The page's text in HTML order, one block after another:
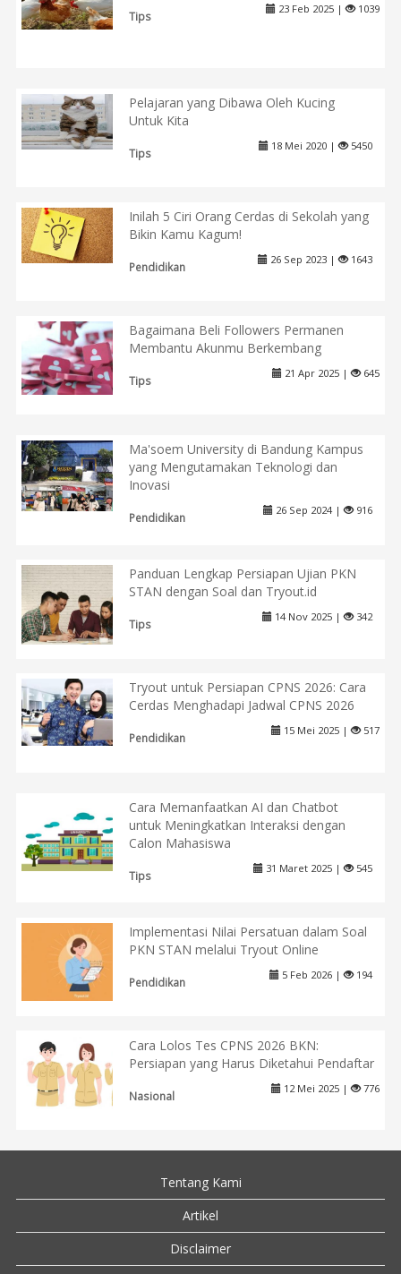
Tips
23 Feb 2025 | 1039
Pelajaran yang Dibawa Oleh Kucing
Untuk Kita
Tips
18 Mei 2020 | 5450
Inilah 5 Ciri Orang Cerdas di Sekolah yang
Bikin Kamu Kagum!
Pendidikan
26 Sep 2023 | 1643
Bagaimana Beli Followers Permanen
Membantu Akunmu Berkembang
Tips
21 Apr 2025 | 645
Ma'soem University di Bandung Kampus
yang Mengutamakan Teknologi dan
Inovasi
Pendidikan
26 Sep 2024 | 916
Panduan Lengkap Persiapan Ujian PKN
STAN dengan Soal dan Tryout.id
Tips
14 Nov 2025 | 342
Tryout untuk Persiapan CPNS 2026: Cara
Cerdas Menghadapi Jadwal CPNS 2026
Pendidikan
15 Mei 2025 | 517
Cara Memanfaatkan AI dan Chatbot
untuk Meningkatkan Interaksi dengan
Calon Mahasiswa
Tips
31 Maret 2025 | 545
Implementasi Nilai Persatuan dalam Soal
PKN STAN melalui Tryout Online
Pendidikan
5 Feb 2026 | 194
Cara Lolos Tes CPNS 2026 BKN:
Persiapan yang Harus Diketahui Pendaftar
Nasional
12 Mei 2025 | 776
Tentang Kami
Artikel
Disclaimer